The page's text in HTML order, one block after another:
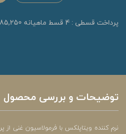
پرداخت قسطی : 4 قسط ماهیانه 85,250 تومان (بدون کارمزد)
توضیحات و بررسی محصول
نرم کننده ویتاپلکس با فرمولاسیون غنی از